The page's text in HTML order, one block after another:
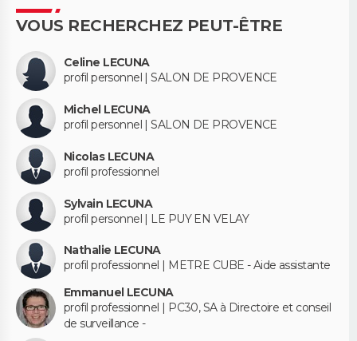
VOUS RECHERCHEZ PEUT-ÊTRE
Celine LECUNA
profil personnel | SALON DE PROVENCE
Michel LECUNA
profil personnel | SALON DE PROVENCE
Nicolas LECUNA
profil professionnel
Sylvain LECUNA
profil personnel | LE PUY EN VELAY
Nathalie LECUNA
profil professionnel | METRE CUBE - Aide assistante
Emmanuel LECUNA
profil professionnel | PC30, SA à Directoire et conseil
de surveillance -